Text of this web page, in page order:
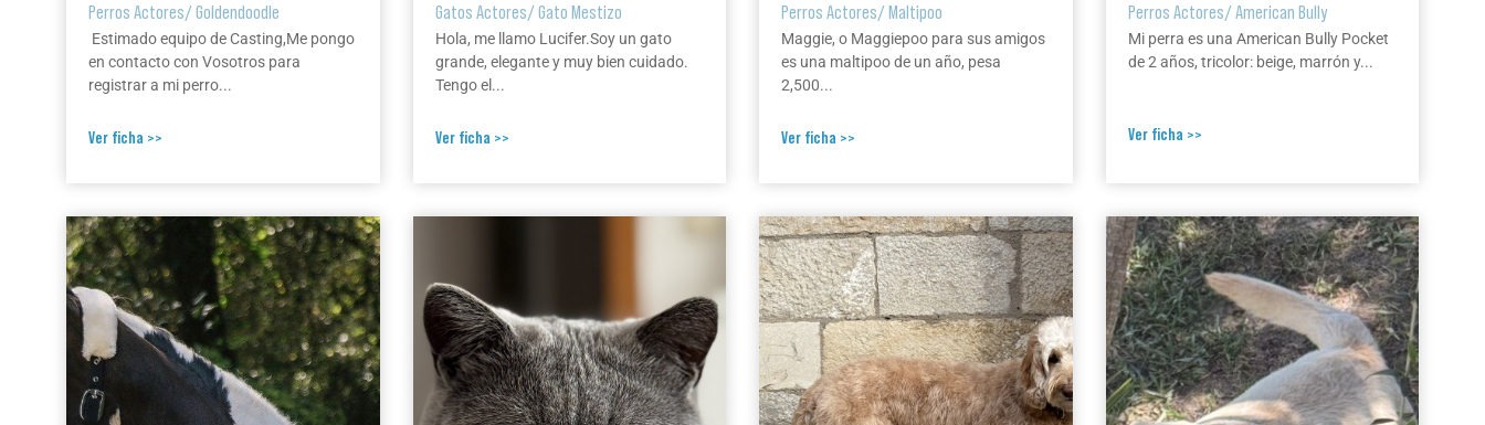
Perros Actores/Goldendoodle
Estimado equipo de Casting,Me pongo
en contacto con Vosotros para
registrar a mi perro...
Ver ficha >>
Gatos Actores/Gato Mestizo
Hola, me llamo Lucifer.Soy un gato
grande, elegante y muy bien cuidado.
Tengo el...
Ver ficha >>
Perros Actores/Maltipoo
Maggie, o Maggiepoo para sus amigos
es una maltipoo de un año, pesa
2,500...
Ver ficha >>
Perros Actores/American Bully
Mi perra es una American Bully Pocket
de 2 años, tricolor: beige, marrón y...
Ver ficha >>